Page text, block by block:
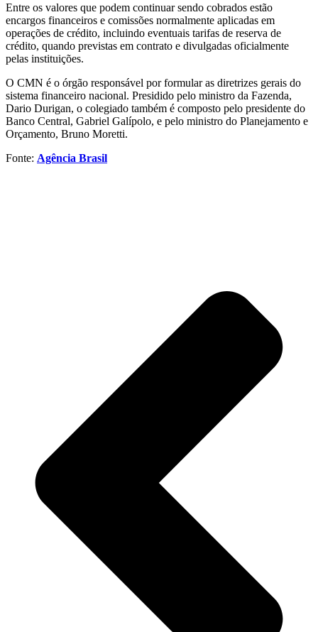
Entre os valores que podem continuar sendo cobrados estão
encargos financeiros e comissões normalmente aplicadas em
operações de crédito, incluindo eventuais tarifas de reserva de
crédito, quando previstas em contrato e divulgadas oficialmente
pelas instituições.
O CMN é o órgão responsável por formular as diretrizes gerais do
sistema financeiro nacional. Presidido pelo ministro da Fazenda,
Dario Durigan, o colegiado também é composto pelo presidente do
Banco Central, Gabriel Galípolo, e pelo ministro do Planejamento e
Orçamento, Bruno Moretti.
Fonte: Agência Brasil